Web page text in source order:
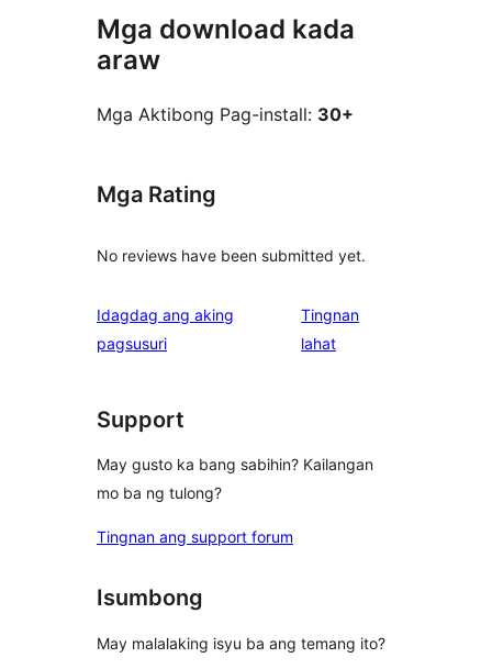
Mga download kada
araw
Mga Aktibong Pag-install: 30+
Mga Rating
No reviews have been submitted yet.
Idagdag ang aking
pagsusuri
Tingnan
lahatng
Support
May gusto ka bang sabihin? Kailangan
mo ba ng tulong?
Tingnan ang support forum
Isumbong
May malalaking isyu ba ang temang ito?